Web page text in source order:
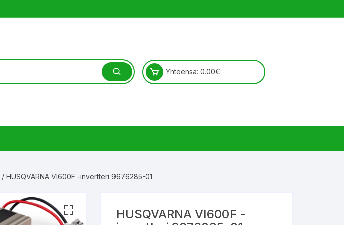
Yhteensä: 0.00€
/ HUSQVARNA VI600F -invertteri 9676285-01
HUSQVARNA VI600F -